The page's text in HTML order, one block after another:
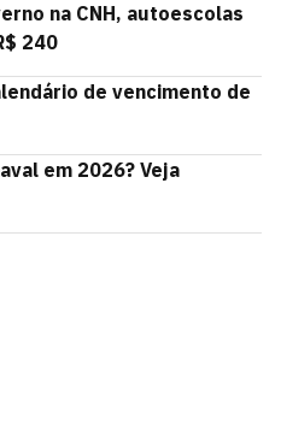
na CNH, autoescolas
240
de vencimento de
em 2026? Veja